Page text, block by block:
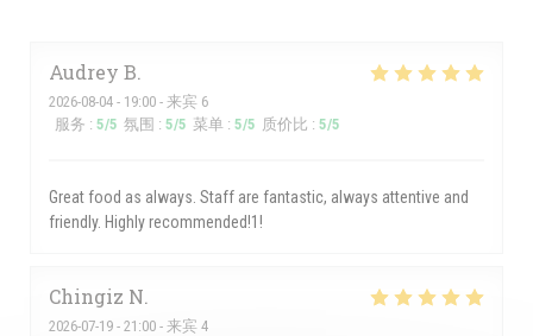
Audrey B
2026-08-04 - 19:00 - 来宾 6
服务 : 5/5 氛围 : 5/5 菜单 : 5/5 质价比 : 5/5
Great food as always. Staff are fantastic, always attentive and
friendly. Highly recommended!1!
Chingiz N
2026-07-19 - 21:00 - 来宾 4